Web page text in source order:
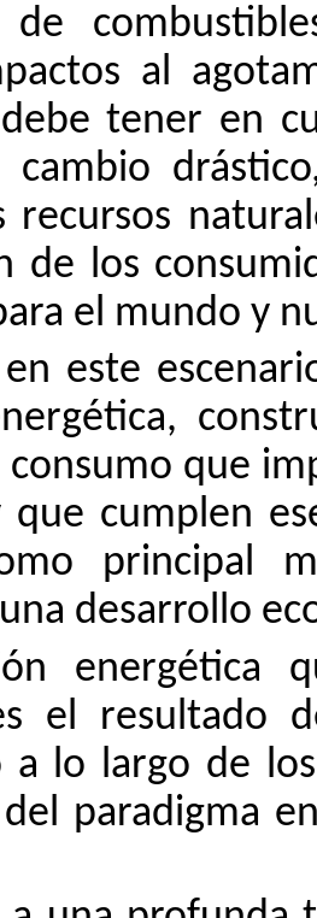
de
al
tener en
cambio
recursos
de los
el mundo y
este
que
que cumplen
principal
una desarrollo
energética
el resultado
a lo largo de
paradigma